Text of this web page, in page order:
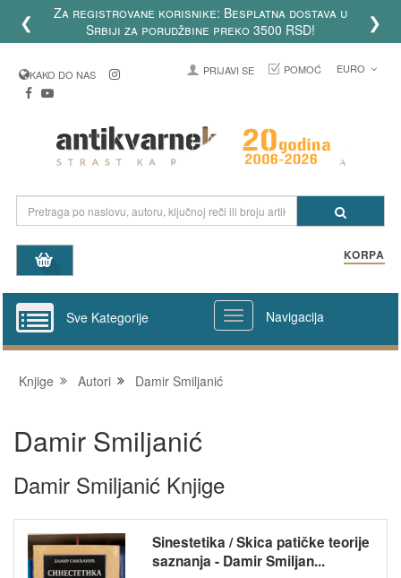
❮
Za registrovane korisnike: Besplatna dostava u
Srbiji za porudžbine preko 3500 RSD!
❯
KAKO DO NAS PRIJAVI SE POMOĆ EURO
KORPA
Sve Kategorije Navigacija
Knjige Autori Damir Smiljanić
Damir Smiljanić
Damir Smiljanić Knjige
Sinestetika / Skica patičke teorije
saznanja - Damir Smiljan...